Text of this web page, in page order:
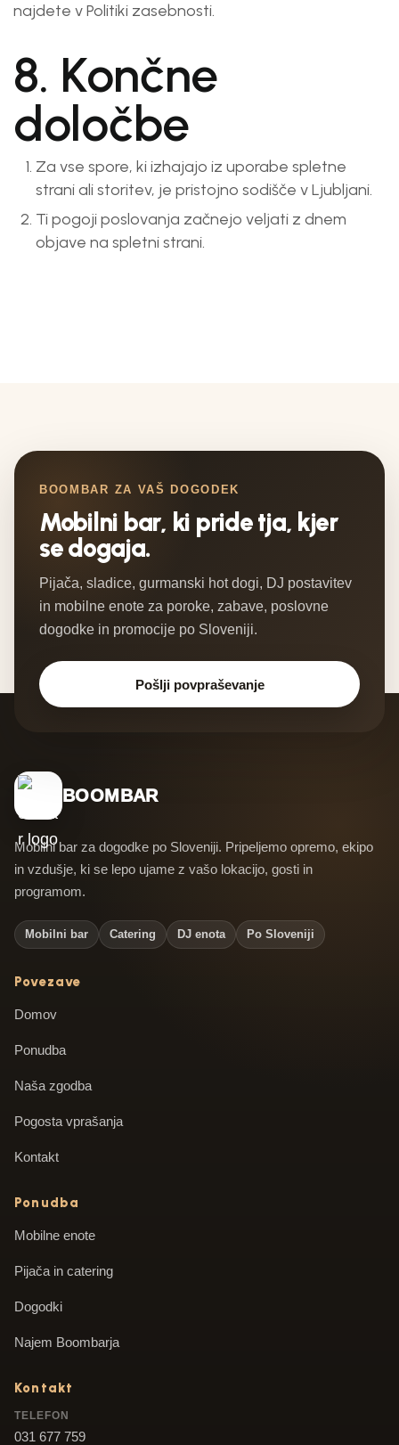
najdete vPolitiki zasebnosti.
8. Končne
določbe
Za vse spore, ki izhajajo iz uporabe spletne
strani ali storitev, je pristojno sodišče v Ljubljani.
Ti pogoji poslovanja začnejo veljati z dnem
objave na spletni strani.
BOOMBAR ZA VAŠ DOGODEK
Mobilni bar, ki pride tja, kjer
se dogaja.
Pijača, sladice, gurmanski hot dogi, DJ postavitev
in mobilne enote za poroke, zabave, poslovne
dogodke in promocije po Sloveniji.
Pošlji povpraševanje
BOOMBAR
Mobilni bar za dogodke po Sloveniji. Pripeljemo opremo, ekipo
in vzdušje, ki se lepo ujame z vašo lokacijo, gosti in
programom.
Mobilni bar Catering DJ enota Po Sloveniji
Povezave
Domov
Ponudba
Naša zgodba
Pogosta vprašanja
Kontakt
Ponudba
Mobilne enote
Pijača in catering
Dogodki
Najem Boombarja
Kontakt
TELEFON
031 677 759